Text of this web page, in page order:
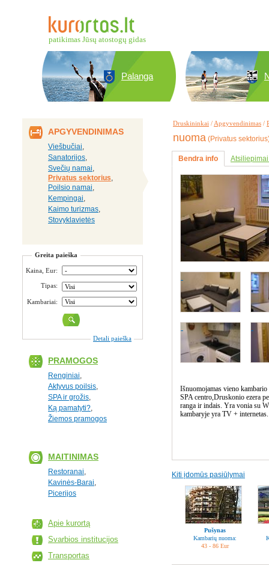
patikimas Jūsų atostogų gidas
Palanga
APGYVENDINIMAS
Viešbučiai,
Sanatorijos,
Svečių namai,
Privatus sektorius,
Poilsio namai,
Kempingai,
Kaimo turizmas,
Stovyklavietės
Greita paieška
Kaina, Eur:
Tipas:
Kambariai:
Detali paieška
PRAMOGOS
Renginiai,
Aktyvus poilsis,
SPA ir grožis,
Ką pamatyti?,
Žiemos pramogos
MAITINIMAS
Restoranai,
Kavinės-Barai,
Picerijos
Apie kurortą
Svarbios institucijos
Transportas
Druskininkai / Apgyvendinimas /
nuoma (Privatus
Bendra info
Išnuomojamas vieno
SPA centro,Druskonio ezera
ranga ir indais. Yra vonia su
kambaryje yra TV +
Kiti įdomūs pasiūlymai
Pušynas
Kambarių nuoma:
43 - 86 Eur